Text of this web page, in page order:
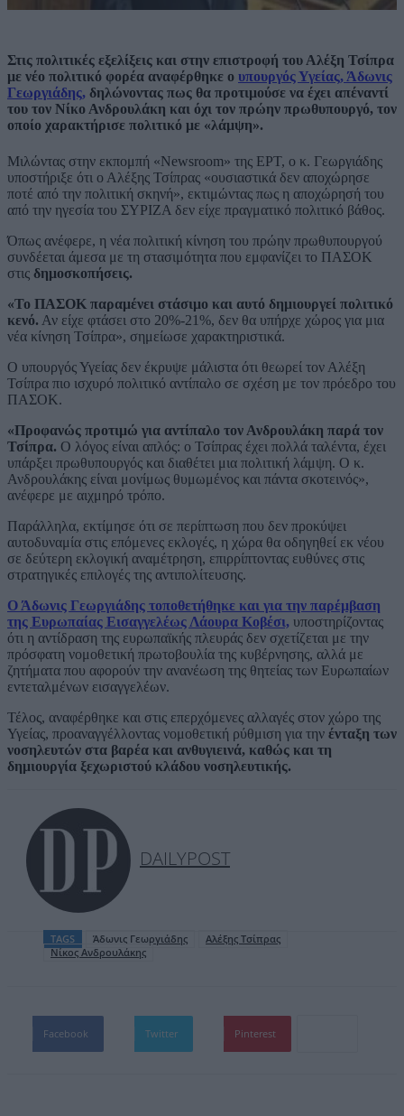
Στις πολιτικές εξελίξεις και στην επιστροφή του Αλέξη Τσίπρα
με νέο πολιτικό φορέα αναφέρθηκε ο υπουργός Υγείας, Άδωνις
Γεωργιάδης, δηλώνοντας πως θα προτιμούσε να έχει απέναντί
του τον Νίκο Ανδρουλάκη και όχι τον πρώην πρωθυπουργό, τον
οποίο χαρακτήρισε πολιτικό με «λάμψη».
Μιλώντας στην εκπομπή «Newsroom» της ΕΡΤ, ο κ. Γεωργιάδης
υποστήριξε ότι ο Αλέξης Τσίπρας «ουσιαστικά δεν αποχώρησε
ποτέ από την πολιτική σκηνή», εκτιμώντας πως η αποχώρησή του
από την ηγεσία του ΣΥΡΙΖΑ δεν είχε πραγματικό πολιτικό βάθος.
Όπως ανέφερε, η νέα πολιτική κίνηση του πρώην πρωθυπουργού
συνδέεται άμεσα με τη στασιμότητα που εμφανίζει το ΠΑΣΟΚ
στις δημοσκοπήσεις.
«Το ΠΑΣΟΚ παραμένει στάσιμο και αυτό δημιουργεί πολιτικό
κενό. Αν είχε φτάσει στο 20%-21%, δεν θα υπήρχε χώρος για μια
νέα κίνηση Τσίπρα», σημείωσε χαρακτηριστικά.
Ο υπουργός Υγείας δεν έκρυψε μάλιστα ότι θεωρεί τον Αλέξη
Τσίπρα πιο ισχυρό πολιτικό αντίπαλο σε σχέση με τον πρόεδρο του
ΠΑΣΟΚ.
«Προφανώς προτιμώ για αντίπαλο τον Ανδρουλάκη παρά τον
Τσίπρα. Ο λόγος είναι απλός: ο Τσίπρας έχει πολλά ταλέντα, έχει
υπάρξει πρωθυπουργός και διαθέτει μια πολιτική λάμψη. Ο κ.
Ανδρουλάκης είναι μονίμως θυμωμένος και πάντα σκοτεινός»,
ανέφερε με αιχμηρό τρόπο.
Παράλληλα, εκτίμησε ότι σε περίπτωση που δεν προκύψει
αυτοδυναμία στις επόμενες εκλογές, η χώρα θα οδηγηθεί εκ νέου
σε δεύτερη εκλογική αναμέτρηση, επιρρίπτοντας ευθύνες στις
στρατηγικές επιλογές της αντιπολίτευσης.
Ο Άδωνις Γεωργιάδης τοποθετήθηκε και για την παρέμβαση
της Ευρωπαίας Εισαγγελέως Λάουρα Κοβέσι, υποστηρίζοντας
ότι η αντίδραση της ευρωπαϊκής πλευράς δεν σχετίζεται με την
πρόσφατη νομοθετική πρωτοβουλία της κυβέρνησης, αλλά με
ζητήματα που αφορούν την ανανέωση της θητείας των Ευρωπαίων
εντεταλμένων εισαγγελέων.
Τέλος, αναφέρθηκε και στις επερχόμενες αλλαγές στον χώρο της
Υγείας, προαναγγέλλοντας νομοθετική ρύθμιση για την ένταξη των
νοσηλευτών στα βαρέα και ανθυγιεινά, καθώς και τη
δημιουργία ξεχωριστού κλάδου νοσηλευτικής.
DAILYPOST
TAGS Άδωνις Γεωργιάδης
Αλέξης Τσίπρας
Νίκος Ανδρουλάκης
Facebook Twitter Pinterest